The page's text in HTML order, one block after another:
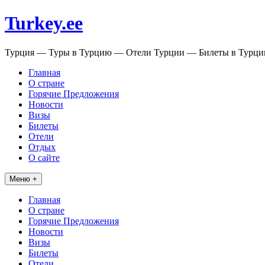
Перейти
к
Turkey.ee
Турция — Туры в Турцию — Отели Турции — Билеты в
Главная
О стране
Горячие Предложения
Новости
Визы
Билеты
Отели
Отдых
О сайте
Меню +
Главная
О стране
Горячие Предложения
Новости
Визы
Билеты